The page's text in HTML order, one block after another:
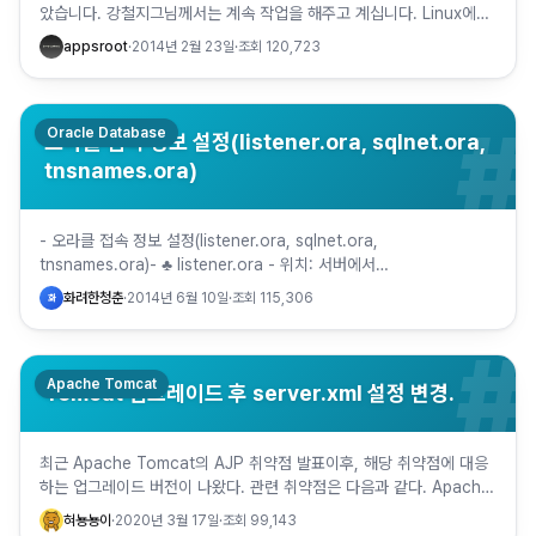
았습니다. 강철지그님께서는 계속 작업을 해주고 계십니다. Linux에서
Nginx 1.4.5 설치 Linux에서 N…
appsroot·2014년 2월 23일·조회 120,723
오라클 접속 정보 설정(listener.ora, sqlnet.ora,
tnsnames.ora)
#
Oracle Database
- 오라클 접속 정보 설정(listener.ora, sqlnet.ora,
tnsnames.ora)- ♣ listener.ora - 위치: 서버에서
$ORACLE_HOME/network/admin/l…
화 화려한청춘·2014년 6월 10일·조회 115,306
Tomcat 업그레이드 후 server.xml 설정 변경.#
Apache Tomcat
최근 Apache Tomcat의 AJP 취약점 발표이후, 해당 취약점에 대응
하는 업그레이드 버전이 나왔다. 관련 취약점은 다음과 같다. Apache
Tomcat AJP 취약점 보안 조치 권고(2차)…
혀뇽뇽이 ·2020년 3월 17일·조회 99,143